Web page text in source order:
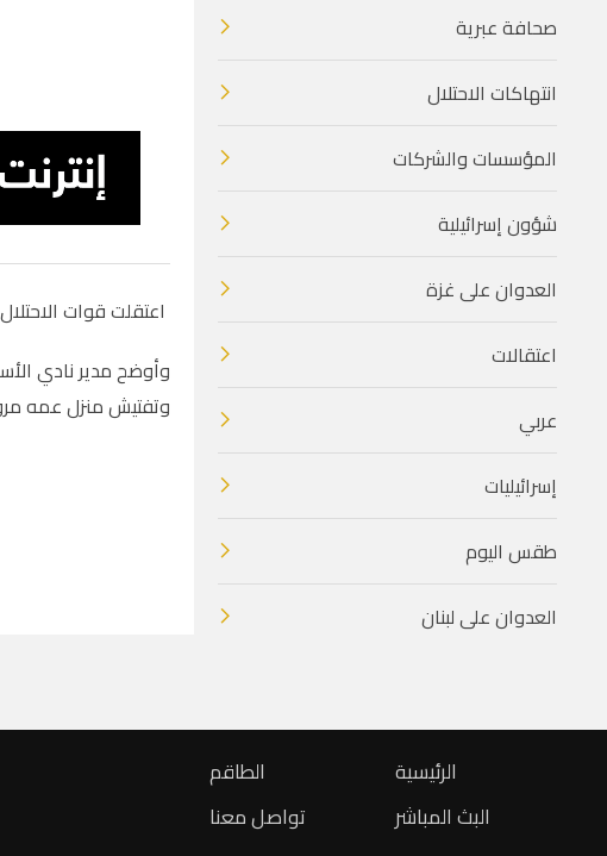
اعتقلت قوات
وأوضح مدير نادي
وتفتيش منزل عمه
صحافة عبرية
انتهاكات الاحتلال
المؤسسات والشركات
شؤون إسرائيلية
العدوان على غزة
اعتقالات
عربي
إسرائيليات
طقس اليوم
العدوان على لبنان
الطاقم
تواصل معنا
الرئيسية
البث المباشر